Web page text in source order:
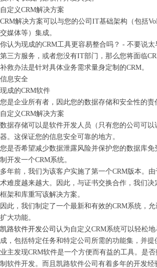
自定义CRM解决方案
CRM解决方案可以与您的公司IT基础架构（包括
交媒体等）集成。
你认为现成的CRM工具更容易整合吗？ - 不要说
第三方服务，或者您没有IT部门，那么您将面临
补救办法是针对具体业务需求量身定制的CRM。
信息安全
现成的CRM软件
您是企业所有者，因此您的数据存储和安全性的责
自定义CRM解决方案
数据存储可以是软件开发人员（只有您的公司可以
器。这保证您的信息安全可靠的地方。
您是否希望减少数据泄露风险并保护您的数据库免
制开发一个CRM系统。
多年前，我们为该客户实施了第一个CRM版本。
术难度越来越大。因此，与证书交换合作，我们决
框架和库重写该解决方案。
因此，我们制定了一个最新和有效的CRM系统，
扩大功能。
凯路软件开发公司 认为自定义CRM系统可以轻松
成，包括特定任务和特定公司所需的功能集，并
业主发现CRM软件是一个方便而有益的工具。是
制软件开发。 而且凯路软件公司有着多年的开发